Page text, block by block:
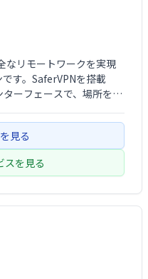
リモートワークを実現
す。SaferVPNを搭載
ーフェースで、場所を選
来のVPNの課題を解決し
見る
スを見る